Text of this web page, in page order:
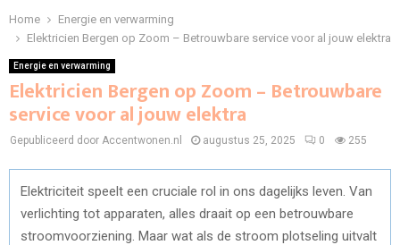
Home
Energie en verwarming
Elektricien Bergen op Zoom – Betrouwbare service voor al jouw elektra
Energie en verwarming
Elektricien Bergen op Zoom – Betrouwbare
service voor al jouw elektra
Gepubliceerd door Accentwonen.nl augustus 25, 2025 0 255
Elektriciteit speelt een cruciale rol in ons dagelijks leven. Van
verlichting tot apparaten, alles draait op een betrouwbare
stroomvoorziening. Maar wat als de stroom plotseling uitvalt